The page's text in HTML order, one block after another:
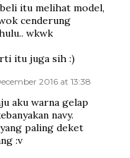
itu melihat model,
cenderung
wkwk
itu juga sih :)
2016 at 13:38
aku warna gelap
navy.
paling deket
:v